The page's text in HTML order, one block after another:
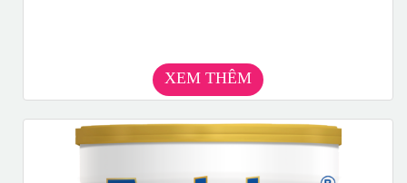
XEM THÊM